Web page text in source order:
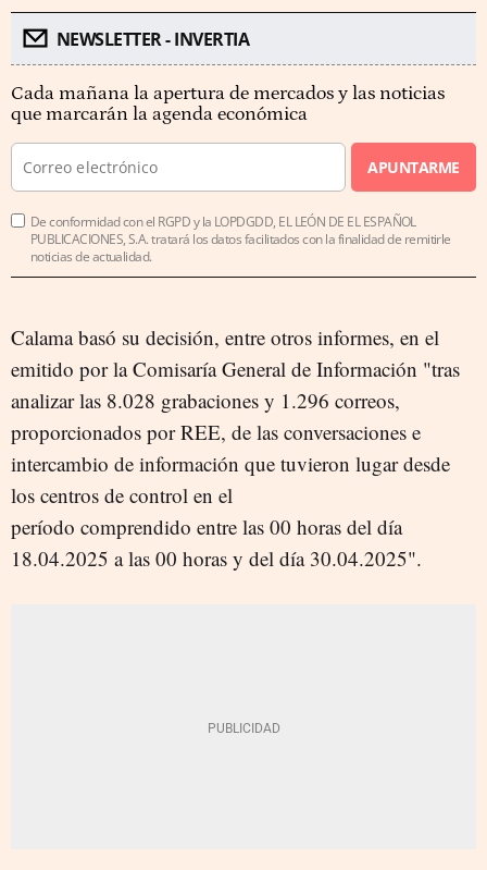
NEWSLETTER - INVERTIA
Cada mañana la apertura de mercados y las noticias
que marcarán la agenda económica
APUNTARME
De conformidad con el RGPD y la LOPDGDD, EL LEÓN DE EL ESPAÑOL
PUBLICACIONES, S.A. tratará los datos facilitados con la finalidad de remitirle
noticias de actualidad.
Calama basó su decisión, entre otros informes, en el
emitido por la Comisaría General de Información "tras
analizar las 8.028 grabaciones y 1.296 correos,
proporcionados por REE, de las conversaciones e
intercambio de información que tuvieron lugar desde
los centros de control en el
período comprendido entre las 00 horas del día
18.04.2025 a las 00 horas y del día 30.04.2025".